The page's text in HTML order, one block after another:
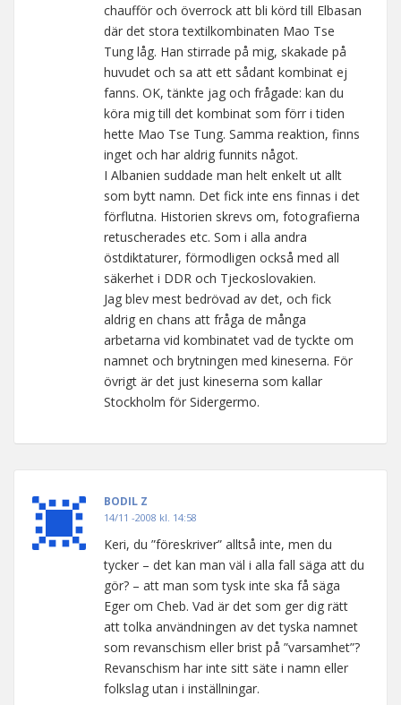
chaufför och överrock att bli körd till Elbasan
där det stora textilkombinaten Mao Tse
Tung låg. Han stirrade på mig, skakade på
huvudet och sa att ett sådant kombinat ej
fanns. OK, tänkte jag och frågade: kan du
köra mig till det kombinat som förr i tiden
hette Mao Tse Tung. Samma reaktion, finns
inget och har aldrig funnits något.
I Albanien suddade man helt enkelt ut allt
som bytt namn. Det fick inte ens finnas i det
förflutna. Historien skrevs om, fotografierna
retuscherades etc. Som i alla andra
östdiktaturer, förmodligen också med all
säkerhet i DDR och Tjeckoslovakien.
Jag blev mest bedrövad av det, och fick
aldrig en chans att fråga de många
arbetarna vid kombinatet vad de tyckte om
namnet och brytningen med kineserna. För
övrigt är det just kineserna som kallar
Stockholm för Sidergermo.
BODIL Z
14/11 -2008 kl. 14:58
Keri, du ”föreskriver” alltså inte, men du
tycker – det kan man väl i alla fall säga att du
gör? – att man som tysk inte ska få säga
Eger om Cheb. Vad är det som ger dig rätt
att tolka användningen av det tyska namnet
som revanschism eller brist på ”varsamhet”?
Revanschism har inte sitt säte i namn eller
folkslag utan i inställningar.